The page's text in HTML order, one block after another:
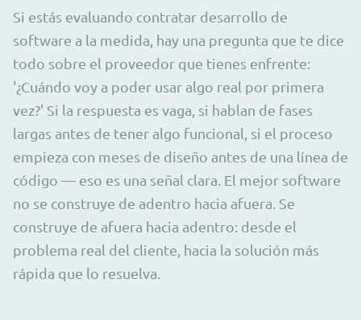
Si estás evaluando contratar desarrollo de
software a la medida, hay una pregunta que te dice
todo sobre el proveedor que tienes enfrente:
'¿Cuándo voy a poder usar algo real por primera
vez?' Si la respuesta es vaga, si hablan de fases
largas antes de tener algo funcional, si el proceso
empieza con meses de diseño antes de una línea de
código — eso es una señal clara. El mejor software
no se construye de adentro hacia afuera. Se
construye de afuera hacia adentro: desde el
problema real del cliente, hacia la solución más
rápida que lo resuelva.